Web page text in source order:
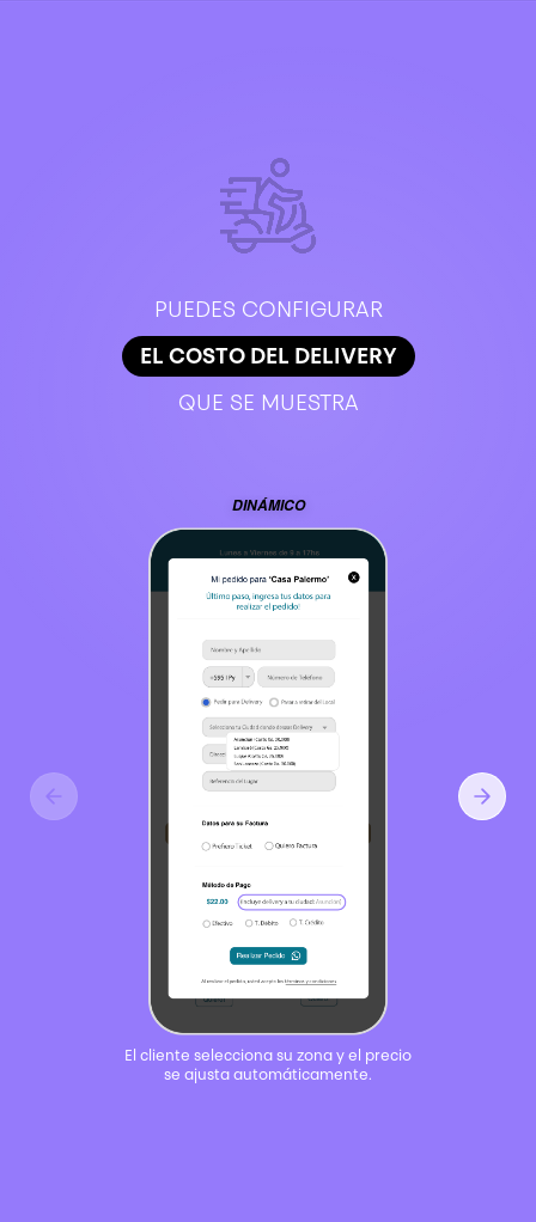
PUEDES CONFIGURAR
EL COSTO DEL DELIVERY
QUE SE MUESTRA
DINÁMICO
El cliente selecciona su zona y el precio
se ajusta automáticamente.